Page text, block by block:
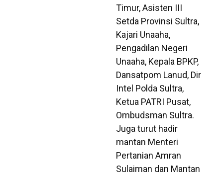
Timur, Asisten III
Setda Provinsi Sultra,
Kajari Unaaha,
Pengadilan Negeri
Unaaha, Kepala BPKP,
Dansatpom Lanud, Dir
Intel Polda Sultra,
Ketua PATRI Pusat,
Ombudsman Sultra.
Juga turut hadir
mantan Menteri
Pertanian Amran
Sulaiman dan Mantan